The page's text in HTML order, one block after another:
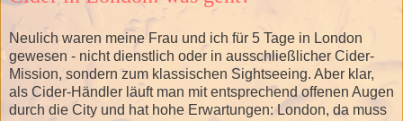
Neulich waren meine Frau und ich für 5 Tage in London
gewesen - nicht dienstlich oder in ausschließlicher Cider-
Mission, sondern zum klassischen Sightseeing. Aber klar,
als Cider-Händler läuft man mit entsprechend offenen Augen
durch die City und hat hohe Erwartungen: London, da muss